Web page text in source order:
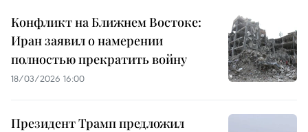
Конфликт на Ближнем Востоке:
Иран заявил о намерении
полностью прекратить войну
18/03/2026 16:00
Президент Трамп предложил